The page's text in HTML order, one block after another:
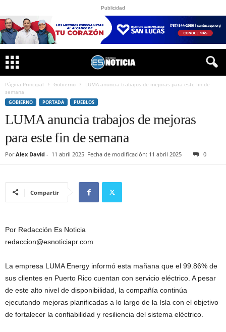
Publicidad
Página Principal Gobierno
LUMA anuncia trabajos de mejoras para este fin de
semana
GOBIERNO PORTADA PUEBLOS
LUMA anuncia trabajos de mejoras
para este fin de semana
Por Alex David - 11 abril 2025 Fecha de modificación: 11 abril 2025 0
Compartir
Por Redacción Es Noticia
redaccion@esnoticiapr.com
La empresa LUMA Energy informó esta mañana que el 99.86% de
sus clientes en Puerto Rico cuentan con servicio eléctrico. A pesar
de este alto nivel de disponibilidad, la compañía continúa
ejecutando mejoras planificadas a lo largo de la Isla con el objetivo
de fortalecer la confiabilidad y resiliencia del sistema eléctrico.